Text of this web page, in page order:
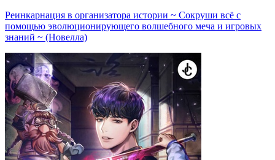
Реинкарнация в организатора истории ~ Сокруши всё с
помощью эволюционирующего волшебного меча и игровых
знаний ~ (Новелла)